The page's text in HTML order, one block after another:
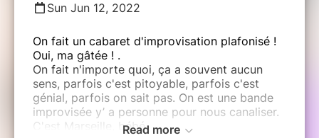
Sun Jun 12, 2022
On fait un cabaret d'improvisation plafonisé !
Oui, ma gâtée ! .
On fait n'importe quoi, ça a souvent aucun
sens, parfois c'est pitoyable, parfois c'est
génial, parfois on sait pas. On est une bande
improvisée y’ a personne pour nous canaliser.
C'est Marseille, bébé.Read more